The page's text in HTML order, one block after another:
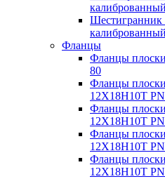
Фланцы
Фланцы
80
Фланцы
12Х18Н10Т
Фланцы
12Х18Н10Т
Фланцы
12Х18Н10Т
Фланцы
12Х18Н10Т